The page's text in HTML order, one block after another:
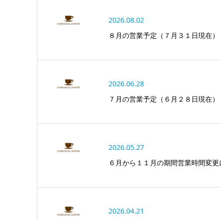
2026.08.02
８月の営業予定（７月３１日現在）
2026.06.28
７月の営業予定（６月２８日現在）
2026.05.27
６月から１１月の期間営業時間変
2026.04.21